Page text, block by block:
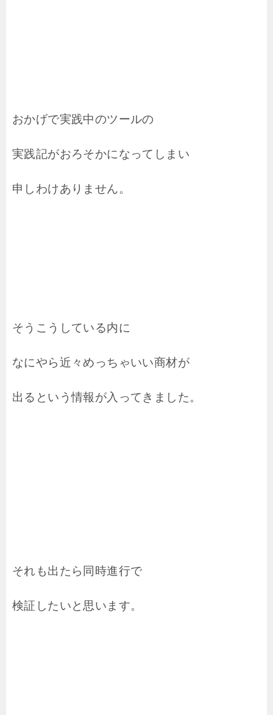
おかげで実践中のツールの
実践記がおろそかになってしまい
申しわけありません。
そうこうしている内に
なにやら近々めっちゃいい商材が
出るという情報が入ってきました。
それも出たら同時進行で
検証したいと思います。